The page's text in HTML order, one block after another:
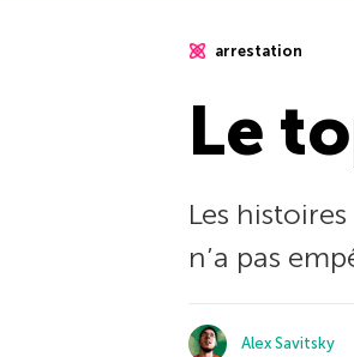
arrestation
Le
Les
n’a pas
Alex Savitsky